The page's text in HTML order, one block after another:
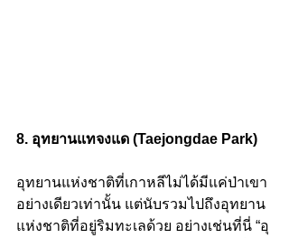
8. อุทยานแทจงแด (Taejongdae Park)
อุทยานแห่งชาติที่เกาหลีไม่ได้มีแค่ป่าเขา
อย่างเดียวเท่านั้น แต่นับรวมไปถึงอุทยาน
แห่งชาติที่อยู่ริมทะเลด้วย อย่างเช่นที่นี่ “อุ